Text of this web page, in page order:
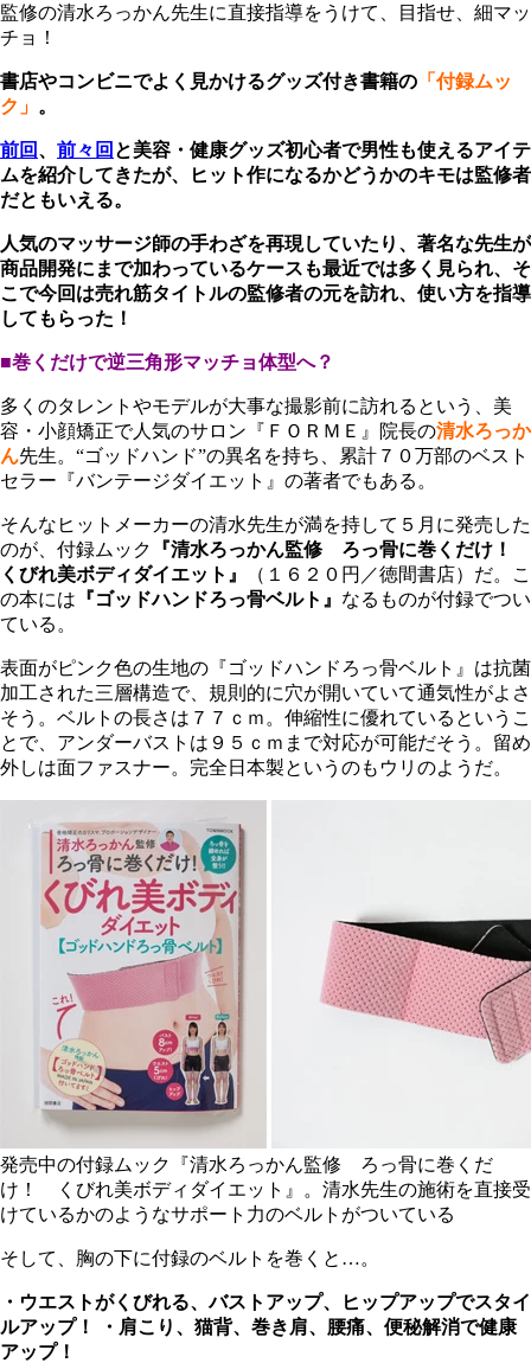
監修の清水ろっかん先生に直接指導をうけて、目指せ、細マッ
チョ！
書店やコンビニでよく見かけるグッズ付き書籍の 「付録ムッ
ク」 。
前回 、 前々回 と美容・健康グッズ初心者で男性も使えるアイテ
ムを紹介してきたが、ヒット作になるかどうかのキモは監修者
だともいえる。
人気のマッサージ師の手わざを再現していたり、著名な先生が
商品開発にまで加わっているケースも最近では多く見られ、そ
こで今回は売れ筋タイトルの監修者の元を訪れ、使い方を指導
してもらった！
■巻くだけで逆三角形マッチョ体型へ？
多くのタレントやモデルが大事な撮影前に訪れるという、美
容・小顔矯正で人気のサロン『ＦＯＲＭＥ』院長の清水ろっか
ん先生。“ゴッドハンド”の異名を持ち、累計７０万部のベスト
セラー『バンテージダイエット』の著者でもある。
そんなヒットメーカーの清水先生が満を持して５月に発売した
のが、付録ムック
『清水ろっかん監修 ろっ骨に巻くだけ！
くびれ美ボディダイエット』
（１６２０円／徳間書店）だ。こ
の本には 『ゴッドハンドろっ骨ベルト』 なるものが付録でつい
ている。
表面がピンク色の生地の『ゴッドハンドろっ骨ベルト』は抗菌
加工された三層構造で、規則的に穴が開いていて通気性がよさ
そう。ベルトの長さは７７ｃｍ。伸縮性に優れているというこ
とで、アンダーバストは９５ｃｍまで対応が可能だそう。留め
外しは面ファスナー。完全日本製というのもウリのようだ。
発売中の付録ムック『清水ろっかん監修 ろっ骨に巻くだ
け！ くびれ美ボディダイエット』。清水先生の施術を直接受
けているかのようなサポート力のベルトがついている
そして、胸の下に付録のベルトを巻くと…。
・ウエストがくびれる、バストアップ、ヒップアップでスタイ
ルアップ！
・肩こり、猫背、巻き肩、腰痛、便秘解消で健康
アップ！